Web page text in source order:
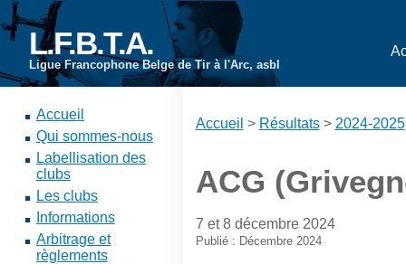
L.F.B.T.A.
Ligue Francophone Belge de Tir à l'Arc, asbl
Accueil
Qui sommes-nous
Labellisation des
clubs
Les clubs
Informations
Arbitrage et
règlements
Accueil > Résultats> 2024-2025
ACG
7 et 8 décembre 2024
Publié : Décembre 2024